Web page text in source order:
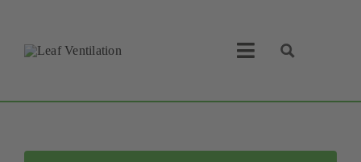
content
Toggle
Leaf Ventilation
Produkte